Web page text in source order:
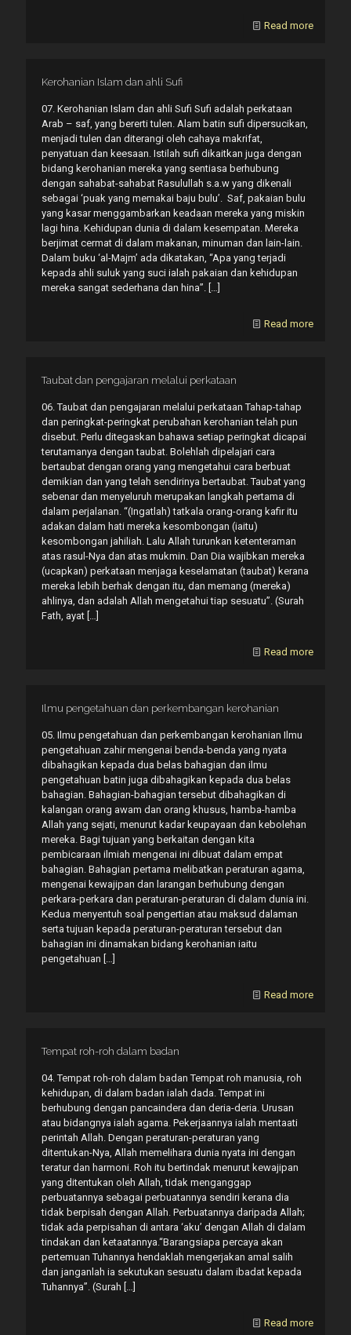
Read more
Kerohanian Islam dan ahli Sufi
07. Kerohanian Islam dan ahli Sufi Sufi adalah perkataan
Arab – saf, yang bererti tulen. Alam batin sufi dipersucikan,
menjadi tulen dan diterangi oleh cahaya makrifat,
penyatuan dan keesaan. Istilah sufi dikaitkan juga dengan
bidang kerohanian mereka yang sentiasa berhubung
dengan sahabat-sahabat Rasulullah s.a.w yang dikenali
sebagai ‘puak yang memakai baju bulu’. Saf, pakaian bulu
yang kasar menggambarkan keadaan mereka yang miskin
lagi hina. Kehidupan dunia di dalam kesempatan. Mereka
berjimat cermat di dalam makanan, minuman dan lain-lain.
Dalam buku ‘al-Majm’ ada dikatakan, “Apa yang terjadi
kepada ahli suluk yang suci ialah pakaian dan kehidupan
mereka sangat sederhana dan hina”. […]
Read more
Taubat dan pengajaran melalui perkataan
06. Taubat dan pengajaran melalui perkataan Tahap-tahap
dan peringkat-peringkat perubahan kerohanian telah pun
disebut. Perlu ditegaskan bahawa setiap peringkat dicapai
terutamanya dengan taubat. Bolehlah dipelajari cara
bertaubat dengan orang yang mengetahui cara berbuat
demikian dan yang telah sendirinya bertaubat. Taubat yang
sebenar dan menyeluruh merupakan langkah pertama di
dalam perjalanan. “(Ingatlah) tatkala orang-orang kafir itu
adakan dalam hati mereka kesombongan (iaitu)
kesombongan jahiliah. Lalu Allah turunkan ketenteraman
atas rasul-Nya dan atas mukmin. Dan Dia wajibkan mereka
(ucapkan) perkataan menjaga keselamatan (taubat) kerana
mereka lebih berhak dengan itu, dan memang (mereka)
ahlinya, dan adalah Allah mengetahui tiap sesuatu”. (Surah
Fath, ayat […]
Read more
Ilmu pengetahuan dan perkembangan kerohanian
05. Ilmu pengetahuan dan perkembangan kerohanian Ilmu
pengetahuan zahir mengenai benda-benda yang nyata
dibahagikan kepada dua belas bahagian dan ilmu
pengetahuan batin juga dibahagikan kepada dua belas
bahagian. Bahagian-bahagian tersebut dibahagikan di
kalangan orang awam dan orang khusus, hamba-hamba
Allah yang sejati, menurut kadar keupayaan dan kebolehan
mereka. Bagi tujuan yang berkaitan dengan kita
pembicaraan ilmiah mengenai ini dibuat dalam empat
bahagian. Bahagian pertama melibatkan peraturan agama,
mengenai kewajipan dan larangan berhubung dengan
perkara-perkara dan peraturan-peraturan di dalam dunia ini.
Kedua menyentuh soal pengertian atau maksud dalaman
serta tujuan kepada peraturan-peraturan tersebut dan
bahagian ini dinamakan bidang kerohanian iaitu
pengetahuan […]
Read more
Tempat roh-roh dalam badan
04. Tempat roh-roh dalam badan Tempat roh manusia, roh
kehidupan, di dalam badan ialah dada. Tempat ini
berhubung dengan pancaindera dan deria-deria. Urusan
atau bidangnya ialah agama. Pekerjaannya ialah mentaati
perintah Allah. Dengan peraturan-peraturan yang
ditentukan-Nya, Allah memelihara dunia nyata ini dengan
teratur dan harmoni. Roh itu bertindak menurut kewajipan
yang ditentukan oleh Allah, tidak menganggap
perbuatannya sebagai perbuatannya sendiri kerana dia
tidak berpisah dengan Allah. Perbuatannya daripada Allah;
tidak ada perpisahan di antara ‘aku’ dengan Allah di dalam
tindakan dan ketaatannya.“Barangsiapa percaya akan
pertemuan Tuhannya hendaklah mengerjakan amal salih
dan janganlah ia sekutukan sesuatu dalam ibadat kepada
Tuhannya”. (Surah […]
Read more